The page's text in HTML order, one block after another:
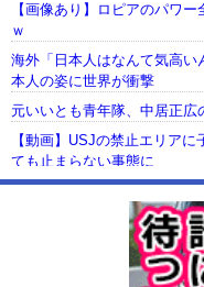
【画像あり】ロピアのパワ
ｗ
海外「日本人はなんて気高い
本人の姿に世界が衝撃
元いいとも青年隊、中居正広
【動画】USJの禁止エリア
ても止まらない事態に
Powered by livedoor 相互RSS